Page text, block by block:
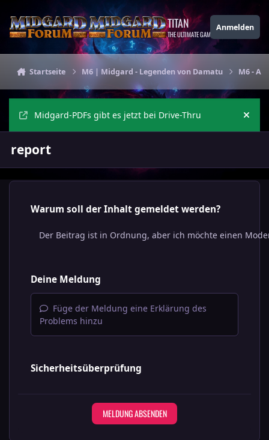
TITAN
THE ULTIMATE GAMING THEME
Anmelden
Startseite M6 | Midgard - Legenden von Damatu M6 -
Midgard-PDFs gibt es jetzt bei Drive-Thru
report
Warum soll der Inhalt gemeldet werden?
Deine Meldung
Füge der Meldung eine Erklärung des
Problems hinzu
Sicherheitsüberprüfung
MELDUNG ABSENDEN